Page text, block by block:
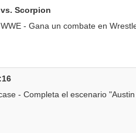
Scorpion
- Gana un combate en
- Completa el escenario